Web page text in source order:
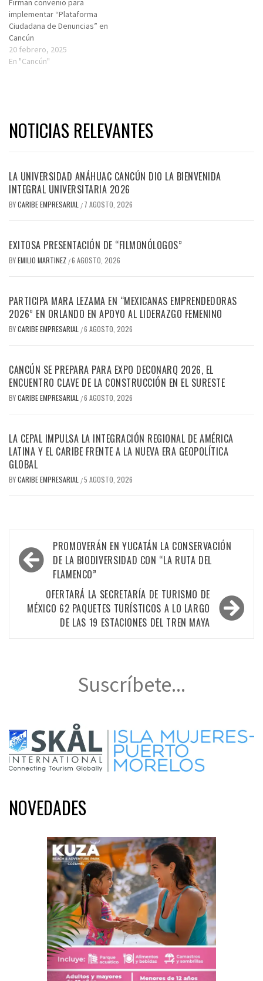
Firman convenio para
implementar “Plataforma
Ciudadana de Denuncias” en
Cancún
20 febrero, 2025
En "Cancún"
NOTICIAS RELEVANTES
LA UNIVERSIDAD ANÁHUAC CANCÚN DIO LA BIENVENIDA
INTEGRAL UNIVERSITARIA 2026
BYCARIBE EMPRESARIAL / 7 AGOSTO, 2026
EXITOSA PRESENTACIÓN DE “FILMONÓLOGOS”
BYEMILIO MARTINEZ /6 AGOSTO, 2026
PARTICIPA MARA LEZAMA EN “MEXICANAS EMPRENDEDORAS
2026” EN ORLANDO EN APOYO AL LIDERAZGO FEMENINO
BYCARIBE EMPRESARIAL /6 AGOSTO, 2026
CANCÚN SE PREPARA PARA EXPO DECONARQ 2026, EL
ENCUENTRO CLAVE DE LA CONSTRUCCIÓN EN EL SURESTE
BYCARIBE EMPRESARIAL /6 AGOSTO, 2026
LA CEPAL IMPULSA LA INTEGRACIÓN REGIONAL DE AMÉRICA
LATINA Y EL CARIBE FRENTE A LA NUEVA ERA GEOPOLÍTICA
GLOBAL
BYCARIBE EMPRESARIAL /5 AGOSTO, 2026
Navegación
de
entradas
PROMOVERÁN EN YUCATÁN LA CONSERVACIÓN
DE LA BIODIVERSIDAD CON “LA RUTA DEL
FLAMENCO”
OFERTARÁ LA SECRETARÍA DE TURISMO DE
MÉXICO 62 PAQUETES TURÍSTICOS A LO LARGO
DE LAS 19 ESTACIONES DEL TREN MAYA
Suscríbete...
NOVEDADES